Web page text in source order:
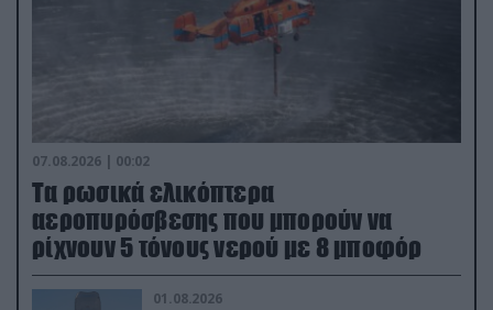
07.08.2026 | 00:02
Τα ρωσικά ελικόπτερα
αεροπυρόσβεσης που μπορούν να
ρίχνουν 5 τόνους νερού με 8 μποφόρ
01.08.2026